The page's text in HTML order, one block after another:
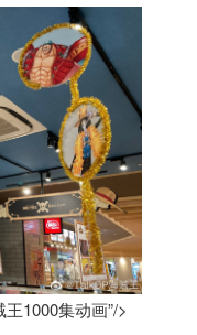
1000集动画”/>